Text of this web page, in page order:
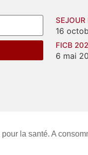
SEJOUR
16
FICB
6 mai
la santé. A